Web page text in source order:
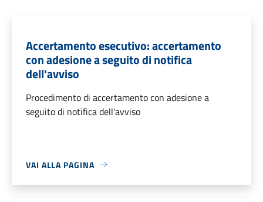
Accertamento esecutivo: accertamento
con adesione a seguito di notifica
dell'avviso
Procedimento di accertamento con adesione a
seguito di notifica dell'avviso
VAI ALLA PAGINA